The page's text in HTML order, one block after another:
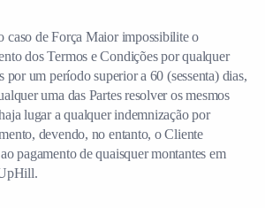
caso de Força Maior impossibilite o
dos Termos e Condições por qualquer
por um período superior a 60 (sessenta) dias,
uma das Partes resolver os mesmos
lugar a qualquer indemnização por
devendo, no entanto, o Cliente
pagamento de quaisquer montantes em